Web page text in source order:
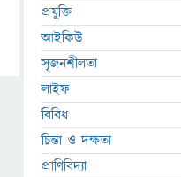
প্রযুক্তি
আইকিউ
সৃজনশীলতা
লাইফ
বিবিধ
চিন্তা ও দক্ষতা
প্রাণিবিদ্যা